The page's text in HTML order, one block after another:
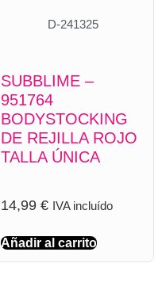
D-241325
SUBBLIME –
951764
BODYSTOCKING
DE REJILLA ROJO
TALLA ÚNICA
14,99 € IVA incluído
Añadir al carrito